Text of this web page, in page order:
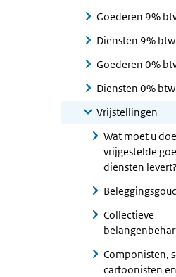
Goederen 9%
Diensten 9% btw
Goederen 0%
Diensten 0% btw
Vrijstellingen
Wat moet u
vrijgestelde
diensten levert?
Collectieve
Componisten,
cartoonisten